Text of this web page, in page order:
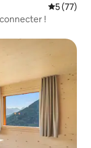
Note
5 (77)
!